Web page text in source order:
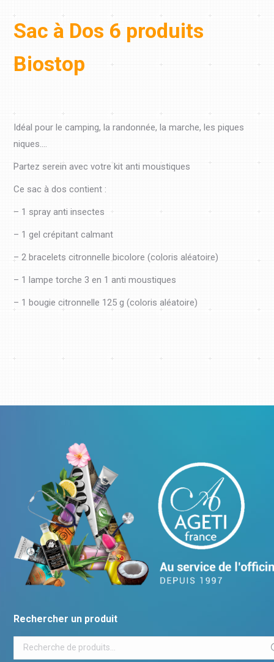
Sac à Dos 6 produits
Biostop
Idéal pour le camping, la randonnée, la marche, les piques
niques….
Partez serein avec votre kit anti moustiques
Ce sac à dos contient :
– 1 spray anti insectes
– 1 gel crépitant calmant
– 2 bracelets citronnelle bicolore (coloris aléatoire)
– 1 lampe torche 3 en 1 anti moustiques
– 1 bougie citronnelle 125 g (coloris aléatoire)
Rechercher un produit